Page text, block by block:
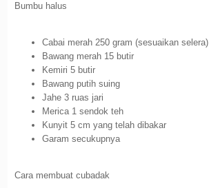
Bumbu halus
Cabai merah 250 gram (sesuaikan selera)
Bawang merah 15 butir
Kemiri 5 butir
Bawang putih suing
Jahe 3 ruas jari
Merica 1 sendok teh
Kunyit 5 cm yang telah dibakar
Garam secukupnya
Cara membuat cubadak